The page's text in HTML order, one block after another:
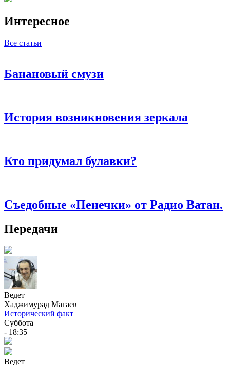
Интересное
Все статьи
Банановый смузи
История возникновения зеркала
Кто придумал булавки?
Съедобные «Пенечки» от Радио Ватан.
Передачи
Ведет
Хаджимурад Магаев
Исторический факт
Суббота
- 18:35
Ведет